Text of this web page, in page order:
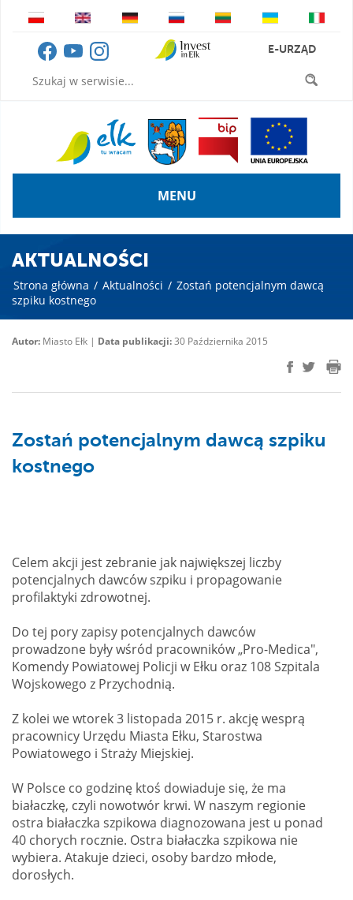
E-URZĄD
MENU
AKTUALNOŚCI
Strona główna / Aktualności / Zostań potencjalnym dawcą
szpiku kostnego
Autor: Miasto Ełk | Data publikacji:30 Października 2015
Zostań potencjalnym dawcą szpiku
kostnego
Celem akcji jest zebranie jak największej liczby
potencjalnych dawców szpiku i propagowanie
profilaktyki zdrowotnej.
Do tej pory zapisy potencjalnych dawców
prowadzone były wśród pracowników „Pro-Medica",
Komendy Powiatowej Policji w Ełku oraz 108 Szpitala
Wojskowego z Przychodnią.
Z kolei we wtorek 3 listopada 2015 r. akcję wesprą
pracownicy Urzędu Miasta Ełku, Starostwa
Powiatowego i Straży Miejskiej.
W Polsce co godzinę ktoś dowiaduje się, że ma
białaczkę, czyli nowotwór krwi. W naszym regionie
ostra białaczka szpikowa diagnozowana jest u ponad
40 chorych rocznie. Ostra białaczka szpikowa nie
wybiera. Atakuje dzieci, osoby bardzo młode,
dorosłych.